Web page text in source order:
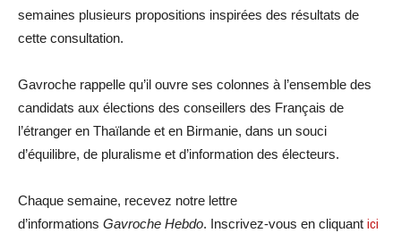
semaines plusieurs propositions inspirées des résultats de
cette consultation.
Gavroche rappelle qu’il ouvre ses colonnes à l’ensemble des
candidats aux élections des conseillers des Français de
l’étranger en Thaïlande et en Birmanie, dans un souci
d’équilibre, de pluralisme et d’information des électeurs.
Chaque semaine, recevez notre lettre
d’informations Gavroche Hebdo. Inscrivez-vous en cliquant ici